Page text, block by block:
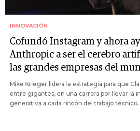
INNOVACIÓN
Cofundó Instagram y ahora
Anthropic a ser el cerebro
las grandes empresas del
Mike Krieger lidera la estrategia para que
entre gigantes, en una carrera por llevar la
generativa a cada rincón del trabajo técnico.